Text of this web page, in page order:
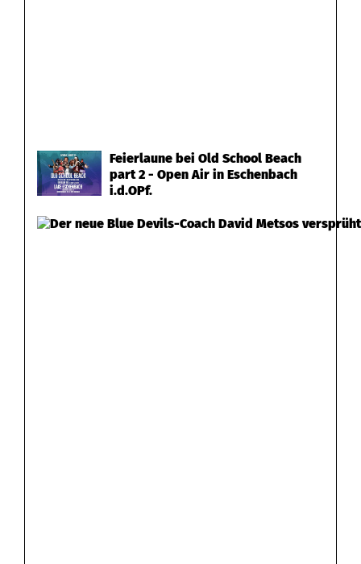
Feierlaune bei Old School Beach
part 2 - Open Air in Eschenbach
i.d.OPf.